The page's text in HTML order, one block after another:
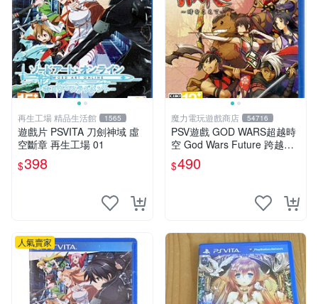
再生工場 精品生活館 1565
遊戲片 PSVITA 刀劍神域 虛
空斷章 再生工場 01
$398
魔力電玩遊戲商店 54716
PSV遊戲 GOD WARS超越時
空 God Wars Future 跨越時
空 日文日版【板橋魔力】
$490
人氣賣家